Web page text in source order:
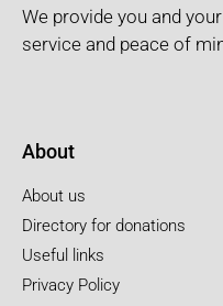
We provide you and
service and peace of
About
About us
Directory for donations
Useful links
Privacy Policy